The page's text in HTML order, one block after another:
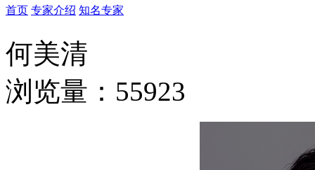
首页 专家介绍 知名专家
何美清
浏览量：55923